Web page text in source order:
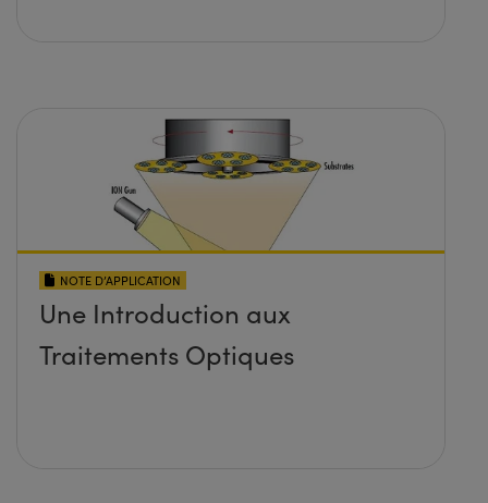
NOTE D’APPLICATION
Une Introduction aux
Traitements Optiques